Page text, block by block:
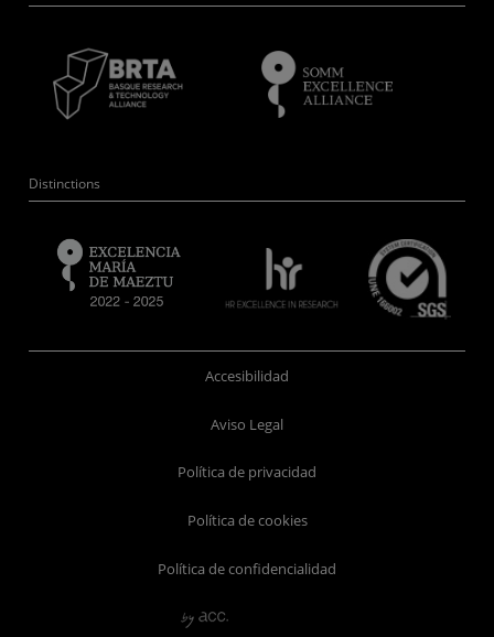
Distinctions
Accesibilidad
Aviso Legal
Política de privacidad
Política de cookies
Política de confidencialidad